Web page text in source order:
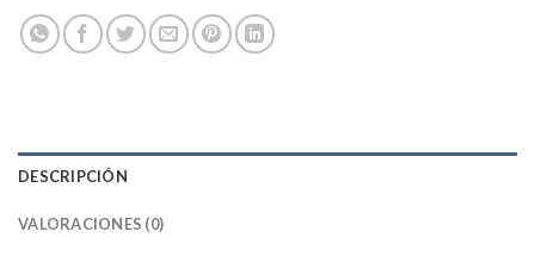
DESCRIPCIÓN
VALORACIONES (0)